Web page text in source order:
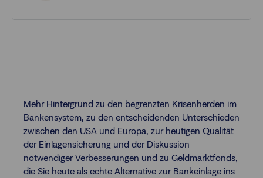
Mehr Hintergrund zu den begrenzten Krisenherden im
Bankensystem, zu den entscheidenden Unterschieden
zwischen den USA und Europa, zur heutigen Qualität
der Einlagensicherung und der Diskussion
notwendiger Verbesserungen und zu Geldmarktfonds,
die Sie heute als echte Alternative zur Bankeinlage ins